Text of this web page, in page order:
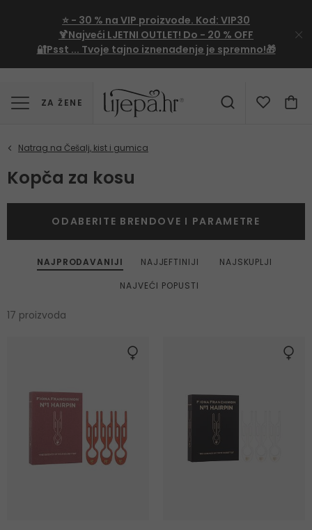
⭐ - 30 % na VIP proizvode. Kod: VIP30
🍹Najveći LJETNI OUTLET! Do - 20 % OFF
🔐Psst ... Tvoje tajno iznenađenje je spremno!🎁
ZA ŽENE
Kopča za kosu
NAJPRODAVANIJI NAJJEFTINIJI
NAJSKUPLJI
NAJVEĆI POPUSTI
17 proizvoda
ODABERITE BRENDOVE I PARAMETRE